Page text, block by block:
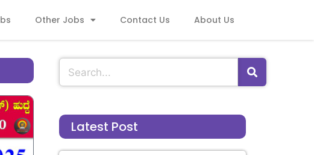
Other Jobs Contact Us About Us
Latest Post